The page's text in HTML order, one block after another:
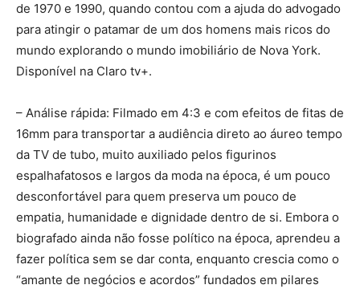
de 1970 e 1990, quando contou com a ajuda do advogado
para atingir o patamar de um dos homens mais ricos do
mundo explorando o mundo imobiliário de Nova York.
Disponível na Claro tv+.
– Análise rápida: Filmado em 4:3 e com efeitos de fitas de
16mm para transportar a audiência direto ao áureo tempo
da TV de tubo, muito auxiliado pelos figurinos
espalhafatosos e largos da moda na época, é um pouco
desconfortável para quem preserva um pouco de
empatia, humanidade e dignidade dentro de si. Embora o
biografado ainda não fosse político na época, aprendeu a
fazer política sem se dar conta, enquanto crescia como o
“amante de negócios e acordos” fundados em pilares